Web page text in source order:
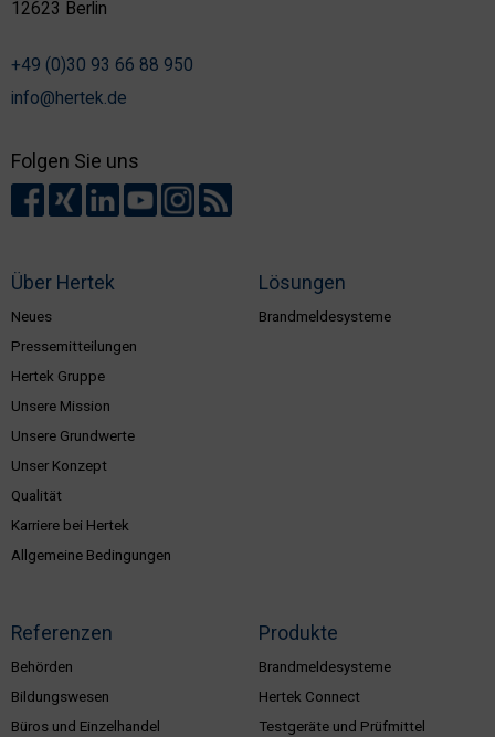
Über Hertek
Neues
Pressemitteilungen
Hertek Gruppe
Unsere Mission
Unsere Grundwerte
Unser Konzept
Qualität
Karriere bei Hertek
Allgemeine Bedingungen
Lösungen
Brandmeldesysteme
Referenzen
Behörden
Bildungswesen
Büros und Einzelhandel
Produkte
Brandmeldesysteme
Hertek Connect
Testgeräte und Prüfmittel
12623 Berlin
+49 (0)30 93 66 88 950
info@hertek.de
Folgen Sie uns